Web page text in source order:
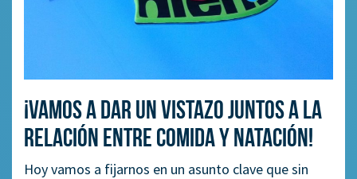
¡Vamos a dar un vistazo juntos a la
relación entre comida y natación!
Hoy vamos a fijarnos en un asunto clave que sin